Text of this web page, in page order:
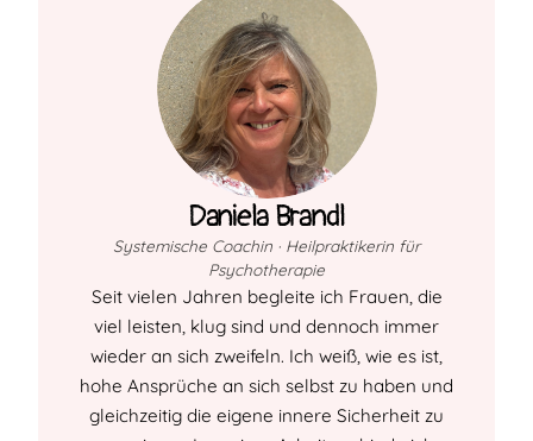
Daniela Brandl
Systemische Coachin · Heilpraktikerin für
Psychotherapie
Seit vielen Jahren begleite ich Frauen, die
viel leisten, klug sind und dennoch immer
wieder an sich zweifeln. Ich weiß, wie es ist,
hohe Ansprüche an sich selbst zu haben und
gleichzeitig die eigene innere Sicherheit zu